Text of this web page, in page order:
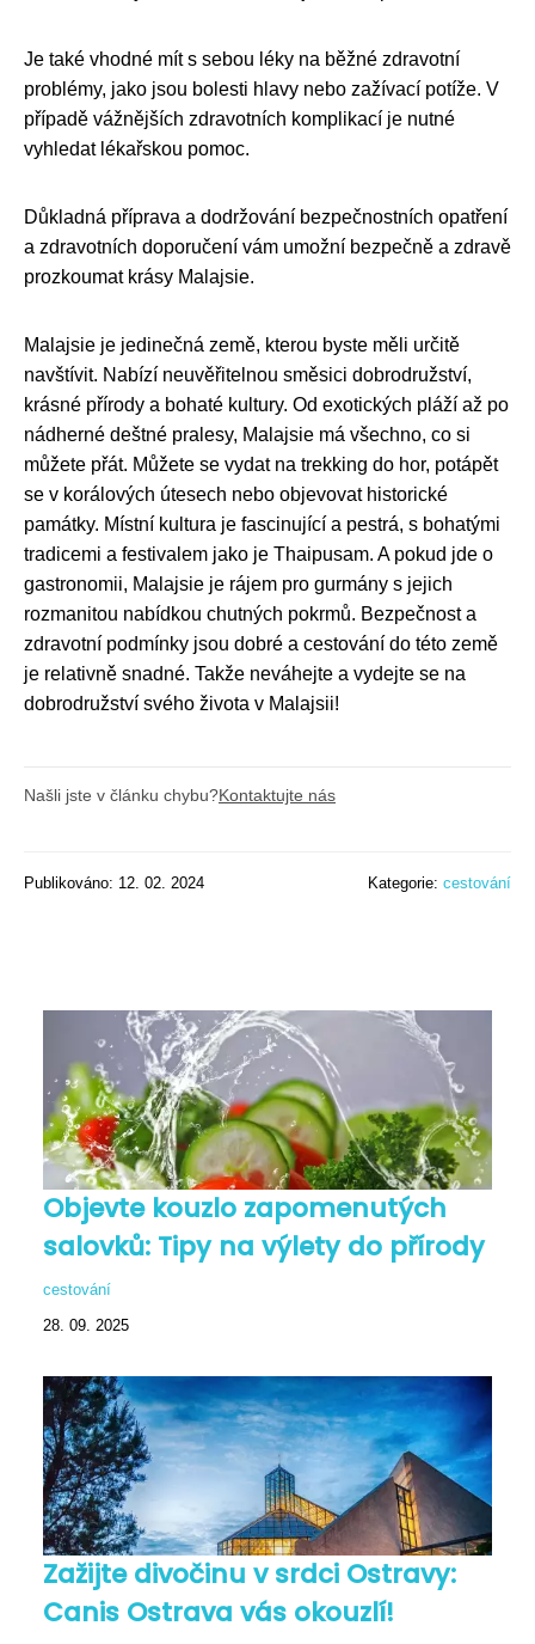
Je také vhodné mít s sebou léky na běžné zdravotní
problémy, jako jsou bolesti hlavy nebo zažívací potíže. V
případě vážnějších zdravotních komplikací je nutné
vyhledat lékařskou pomoc.
Důkladná příprava a dodržování bezpečnostních opatření
a zdravotních doporučení vám umožní bezpečně a zdravě
prozkoumat krásy Malajsie.
Malajsie je jedinečná země, kterou byste měli určitě
navštívit. Nabízí neuvěřitelnou směsici dobrodružství,
krásné přírody a bohaté kultury. Od exotických pláží až po
nádherné deštné pralesy, Malajsie má všechno, co si
můžete přát. Můžete se vydat na trekking do hor, potápět
se v korálových útesech nebo objevovat historické
památky. Místní kultura je fascinující a pestrá, s bohatými
tradicemi a festivalem jako je Thaipusam. A pokud jde o
gastronomii, Malajsie je rájem pro gurmány s jejich
rozmanitou nabídkou chutných pokrmů. Bezpečnost a
zdravotní podmínky jsou dobré a cestování do této země
je relativně snadné. Takže neváhejte a vydejte se na
dobrodružství svého života v Malajsii!
Našli jste v článku chybu?Kontaktujte nás
Publikováno: 12. 02. 2024 Kategorie: cestování
Objevte kouzlo zapomenutých
salovků: Tipy na výlety do přírody
cestování
28. 09. 2025
Zažijte divočinu v srdci Ostravy:
Canis Ostrava vás okouzlí!